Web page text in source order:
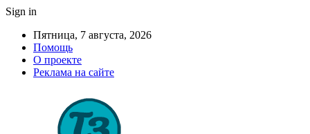
Sign in
Пятница, 7 августа, 2026
Помощь
О проекте
Реклама на сайте